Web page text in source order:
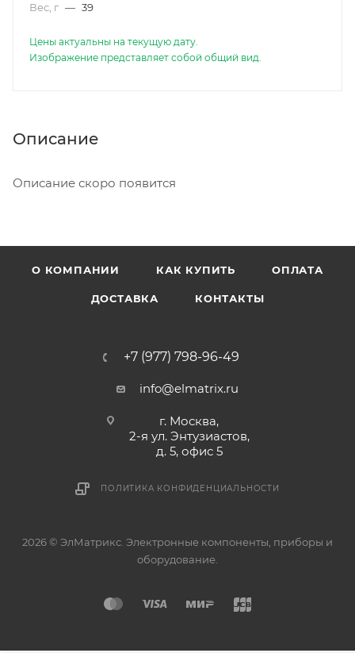
Вес, г — 39
Цены актуальны на текущую дату.
Изображение представляет собой общий вид.
Описание
Описание скоро появится
О КОМПАНИИ КАК КУПИТЬ ОПЛАТА
ДОСТАВКА КОНТАКТЫ
+7 (977) 798-96-49
info@elmatrix.ru
г. Москва,
2-я ул. Энтузиастов,
д. 5, офис 5
ПОЛИТИКА КОНФИДЕНЦИАЛЬНОСТИ
2026 © ЭлМатрикс. Электронные компоненты, приборы и
оборудование.